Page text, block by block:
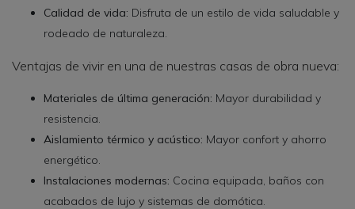
Calidad de vida: Disfruta de un estilo de vida saludable y
rodeado de naturaleza.
Ventajas de vivir en una de nuestras casas de obra nueva:
Materiales de última generación: Mayor durabilidad y
resistencia.
Aislamiento térmico y acústico: Mayor confort y ahorro
energético.
Instalaciones modernas: Cocina equipada, baños con
acabados de lujo y sistemas de domótica.